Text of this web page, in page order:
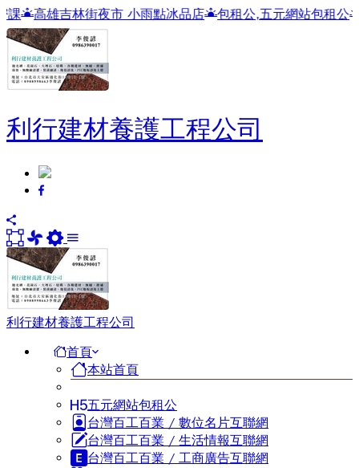
夜市 小雨點冰品店 包租公,五元網站包租公 包租公
利行建材養護工程公司
利行建材養護工程公司
首頁
本站首頁
五元網站包租公
台灣百工百業 / 數位名片互聯網
台灣百工百業 / 生活情報互聯網
台灣百工百業 / 工商廣告互聯網